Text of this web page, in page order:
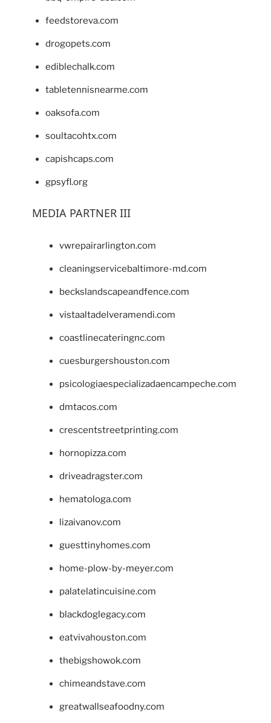
feedstoreva.com
drogopets.com
ediblechalk.com
tabletennisnearme.com
oaksofa.com
soultacohtx.com
capishcaps.com
gpsyfl.org
MEDIA PARTNER III
vwrepairarlington.com
cleaningservicebaltimore-md.com
beckslandscapeandfence.com
vistaaltadelveramendi.com
coastlinecateringnc.com
cuesburgershouston.com
psicologiaespecializadaencampeche.com
dmtacos.com
crescentstreetprinting.com
hornopizza.com
driveadragster.com
hematologa.com
lizaivanov.com
guesttinyhomes.com
home-plow-by-meyer.com
palatelatincuisine.com
blackdoglegacy.com
eatvivahouston.com
thebigshowok.com
chimeandstave.com
greatwallseafoodny.com